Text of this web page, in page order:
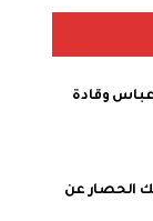
عباس وقادة
الحصار عن